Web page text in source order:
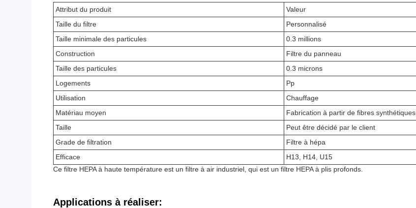
Attribut du produit
Valeur
Taille du filtre
Personnalisé
Taille minimale des particules
0.3 millions
Construction
Filtre du panneau
Taille des particules
0.3 microns
Logements
Pp
Utilisation
Chauffage
Matériau moyen
Fabrication à partir de fibres synthétiques
Taille
Peut être décidé par le client
Grade de filtration
Filtre à hépa
Efficace
H13, H14, U15
Ce filtre HEPA à haute température est un filtre à air industriel, qui est un filtre HEPA à plis profonds.
Applications à réaliser: